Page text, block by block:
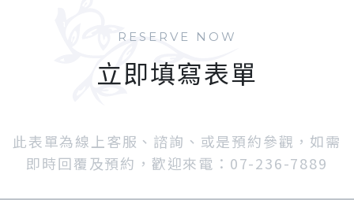
RESERVE NOW
立即填寫表單
此表單為線上客服、諮詢、或是預約參觀，如需
即時回覆及預約，歡迎來電：07-236-7889